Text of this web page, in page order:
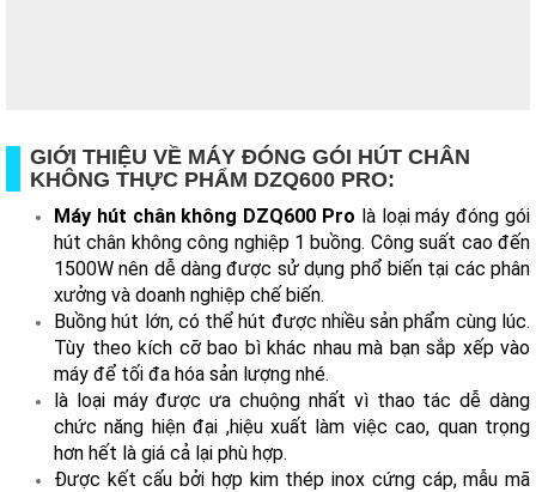
GIỚI THIỆU VỀ MÁY ĐÓNG GÓI HÚT CHÂN
KHÔNG THỰC PHẨM DZQ600 PRO:
Máy hút chân không DZQ600 Pro là loại máy đóng gói
hút chân không công nghiệp 1 buồng. Công suất cao đến
1500W nên dễ dàng được sử dụng phổ biến tại các phân
xưởng và doanh nghiệp chế biến.
Buồng hút lớn, có thể hút được nhiều sản phẩm cùng lúc.
Tùy theo kích cỡ bao bì khác nhau mà bạn sắp xếp vào
máy để tối đa hóa sản lượng nhé.
là loại máy được ưa chuộng nhất vì thao tác dễ dàng
chức năng hiện đại ,hiệu xuất làm việc cao, quan trọng
hơn hết là giá cả lại phù hợp.
Được kết cấu bởi hợp kim thép inox cứng cáp, mẫu mã